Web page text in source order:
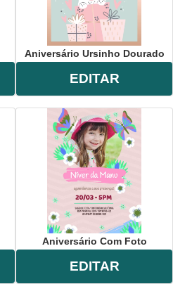
Aniversário Ursinho Dourado
EDITAR
Aniversário Com Foto
EDITAR